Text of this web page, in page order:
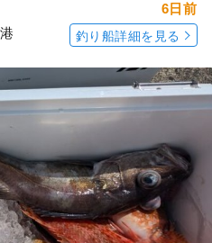
6日前
釣り船詳細を見る